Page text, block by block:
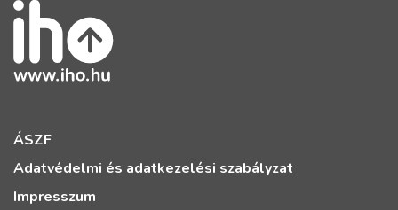
ÁSZF
Adatvédelmi és adatkezelési szabályzat
Impresszum